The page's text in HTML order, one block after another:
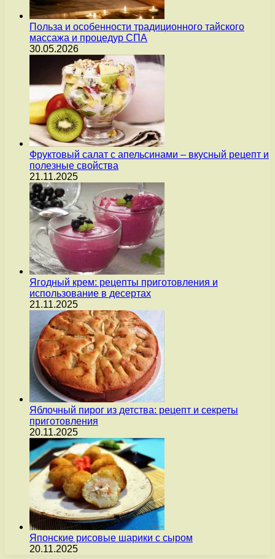
Польза и особенности традиционного тайского
массажа и процедур СПА
30.05.2026
Фруктовый салат с апельсинами – вкусный рецепт и
полезные свойства
21.11.2025
Ягодный крем: рецепты приготовления и
использование в десертах
21.11.2025
Яблочный пирог из детства: рецепт и секреты
приготовления
20.11.2025
Японские рисовые шарики с сыром
20.11.2025